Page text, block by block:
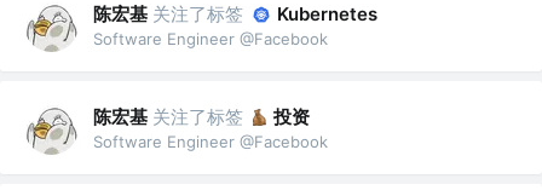
陈宏基 关注了标签 Kubernetes
Software Engineer @Facebook
陈宏基 关注了标签 投资
Software Engineer @Facebook